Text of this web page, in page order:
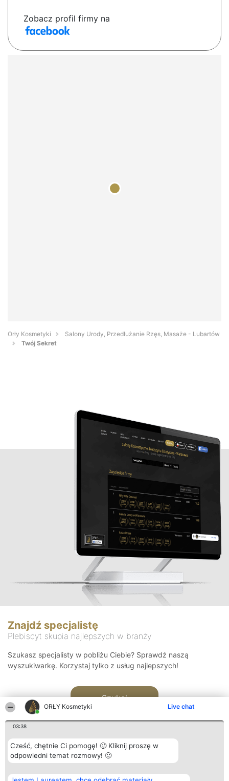
ORŁY Kosmetyki Live chat
03:38
Cześć, chętnie Ci pomogę! 🙂 Kliknij proszę w
odpowiedni temat rozmowy! 🙂
Zobacz profil firmy na
Orły Kosmetyki
Salony Urody, Przedłużanie Rzęs, Masaże - Lubartów
Twój Sekret
Znajdź specjalistę
Plebiscyt skupia najlepszych w branży
Szukasz specjalisty w pobliżu Ciebie? Sprawdź naszą
wyszukiwarkę. Korzystaj tylko z usług najlepszych!
Szukaj
Organizator plebiscytu Plebiscyt Blog Kontakt